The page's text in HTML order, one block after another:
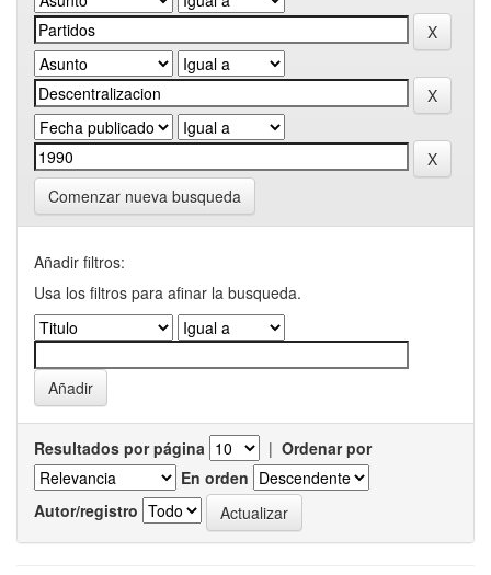
Comenzar nueva busqueda
Añadir filtros:
Usa los filtros para afinar la busqueda.
Resultados por página | Ordenar por
En orden
Autor/registro